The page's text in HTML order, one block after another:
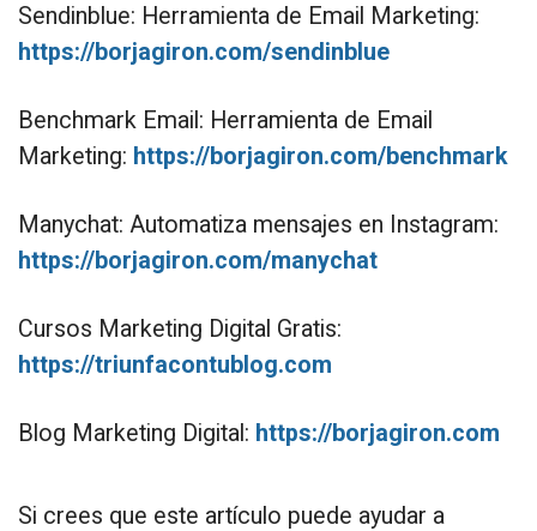
Sendinblue: Herramienta de Email Marketing:
https://borjagiron.com/sendinblue
Benchmark Email: Herramienta de Email
Marketing: https://borjagiron.com/benchmark
Manychat: Automatiza mensajes en Instagram:
https://borjagiron.com/manychat
Cursos Marketing Digital Gratis:
https://triunfacontublog.com
Blog Marketing Digital: https://borjagiron.com
Si crees que este artículo puede ayudar a